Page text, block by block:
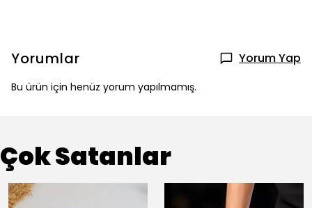
Yorumlar Yorum Yap
Bu ürün için henüz yorum yapılmamış.
Çok Satanlar